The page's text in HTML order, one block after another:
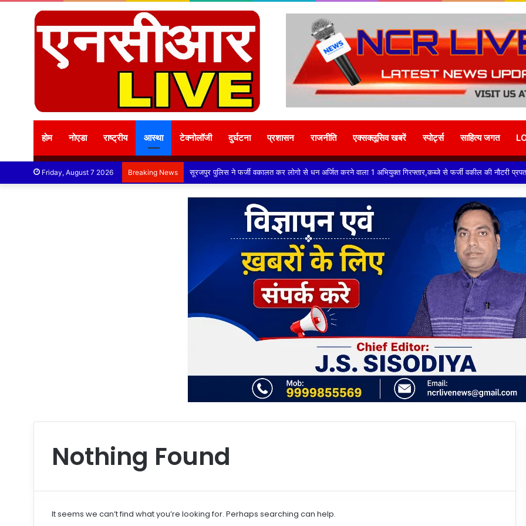
होम नोएडा राष्ट्रीय आस्था टेक्नोलॉजी दुर्घटना प्रशासन राजनीति एक्सक्लूसिव खबरें स्पोर्ट्स साहित्य जगत
Friday, August 7 2026 Breaking News
Nothing Found
It seems we can’t find what you’re looking for. Perhaps searching can help.